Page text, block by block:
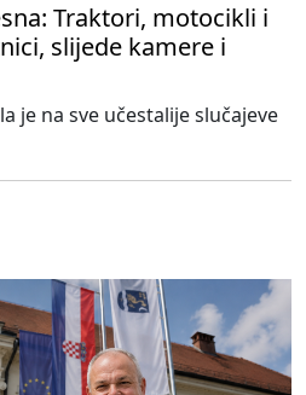
Traktori, motocikli i
slijede kamere i
je na sve učestalije slučajeve